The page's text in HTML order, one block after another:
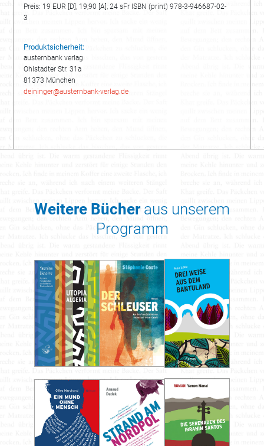
Preis: 19 EUR [D], 19,90 [A], 24 sFr ISBN (print) 978-3-946687-02-
3
Produktsicherheit:
austernbank verlag
Ohlstadter Str. 31a
81373 München
deininger@austernbank-verlag.de
Weitere Bücheraus unserem
Programm